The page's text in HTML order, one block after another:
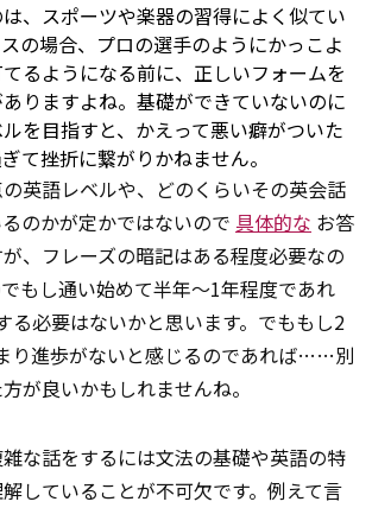
、スポーツや楽器の習得によく似てい
の場合、プロの選手のようにかっこよ
るようになる前に、正しいフォームを
りますよね。基礎ができていないのに
を目指すと、かえって悪い癖がついた
て挫折に繋がりかねません。
英語レベルや、どのくらいその英会話
のかが定かではないので 具体的な お答
、フレーズの暗記はある程度必要なの
もし通い始めて半年～1年程度であれ
る必要はないかと思います。でももし2
り進歩がないと感じるのであれば……別
が良いかもしれませんね。
な話をするには文法の基礎や英語の特
していることが不可欠です。例えて言